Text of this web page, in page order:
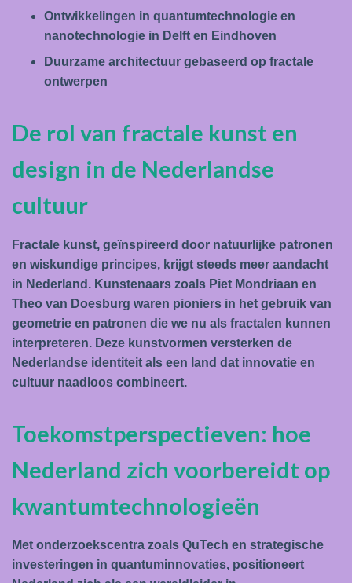
Ontwikkelingen in quantumtechnologie en
nanotechnologie in Delft en Eindhoven
Duurzame architectuur gebaseerd op fractale
ontwerpen
De rol van fractale kunst en
design in de Nederlandse
cultuur
Fractale kunst, geïnspireerd door natuurlijke patronen
en wiskundige principes, krijgt steeds meer aandacht
in Nederland. Kunstenaars zoals Piet Mondriaan en
Theo van Doesburg waren pioniers in het gebruik van
geometrie en patronen die we nu als fractalen kunnen
interpreteren. Deze kunstvormen versterken de
Nederlandse identiteit als een land dat innovatie en
cultuur naadloos combineert.
Toekomstperspectieven: hoe
Nederland zich voorbereidt op
kwantumtechnologieën
Met onderzoekscentra zoals QuTech en strategische
investeringen in quantuminnovaties, positioneert